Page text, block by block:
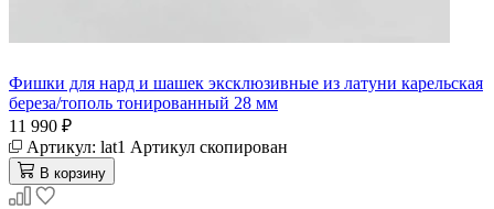
Фишки для нард и шашек эксклюзивные из латуни карельская
береза/тополь тонированный 28 мм
11 990 ₽
Артикул: lat1 Артикул скопирован
В корзину